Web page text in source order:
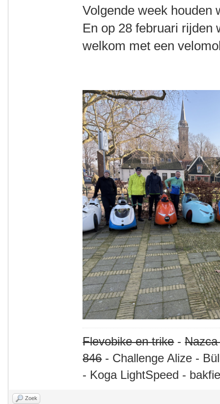
Volgende week houden
En op 28 februari rijden
welkom met een
Flevobike en trike-
846- Challenge Alize -
- Koga LightSpeed -
Zoek